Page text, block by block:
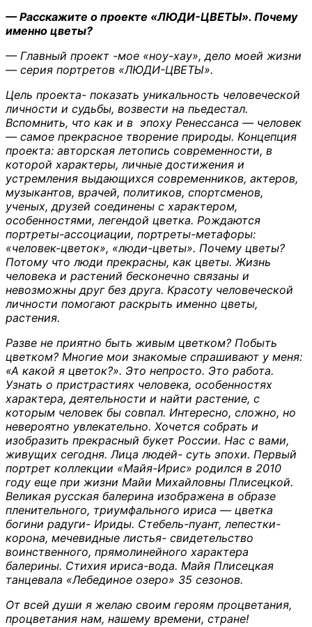
— Расскажите о проекте «ЛЮДИ-ЦВЕТЫ». Почему
именно цветы?
— Главный проект -мое «ноу-хау», дело моей жизни
— серия портретов «ЛЮДИ-ЦВЕТЫ».
Цель проекта- показать уникальность человеческой
личности и судьбы, возвести на пьедестал.
Вспомнить, что как и в эпоху Ренессанса — человек
— самое прекрасное творение природы. Концепция
проекта: авторская летопись современности, в
которой характеры, личные достижения и
устремления выдающихся современников, актеров,
музыкантов, врачей, политиков, спортсменов,
ученых, друзей соединены с характером,
особенностями, легендой цветка. Рождаются
портреты-ассоциации, портреты-метафоры:
«человек-цветок», «люди-цветы». Почему цветы?
Потому что люди прекрасны, как цветы. Жизнь
человека и растений бесконечно связаны и
невозможны друг без друга. Красоту человеческой
личности помогают раскрыть именно цветы,
растения.
Разве не приятно быть живым цветком? Побыть
цветком? Многие мои знакомые спрашивают у меня:
«А какой я цветок?». Это непросто. Это работа.
Узнать о пристрастиях человека, особенностях
характера, деятельности и найти растение, с
которым человек бы совпал. Интересно, сложно, но
невероятно увлекательно. Хочется собрать и
изобразить прекрасный букет России. Нас с вами,
живущих сегодня. Лица людей- суть эпохи. Первый
портрет коллекции «Майя-Ирис» родился в 2010
году еще при жизни Майи Михайловны Плисецкой.
Великая русская балерина изображена в образе
пленительного, триумфального ириса — цветка
богини радуги- Ириды. Стебель-пуант, лепестки-
корона, мечевидные листья- свидетельство
воинственного, прямолинейного характера
балерины. Стихия ириса-вода. Майя Плисецкая
танцевала «Лебединое озеро» 35 сезонов.
От всей души я желаю своим героям процветания,
процветания нам, нашему времени, стране!